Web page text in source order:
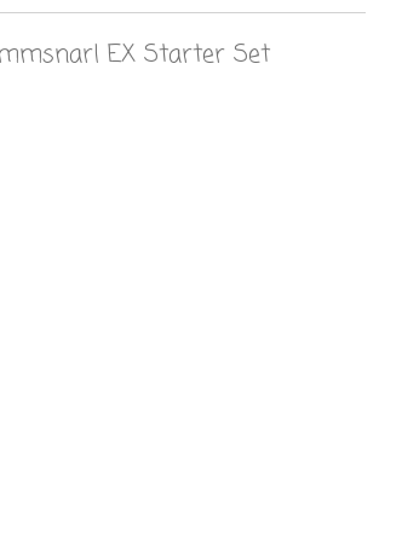
EX Starter Set